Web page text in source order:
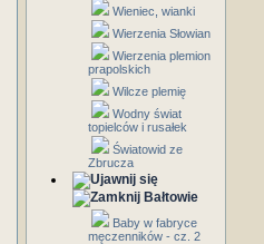
Wieniec, wianki
Wierzenia Słowian
Wierzenia plemion
prapolskich
Wilcze plemię
Wodny świat
topielców i rusałek
Światowid ze
Zbrucza
Bałtowie
Baby w fabryce
męczenników - cz. 2